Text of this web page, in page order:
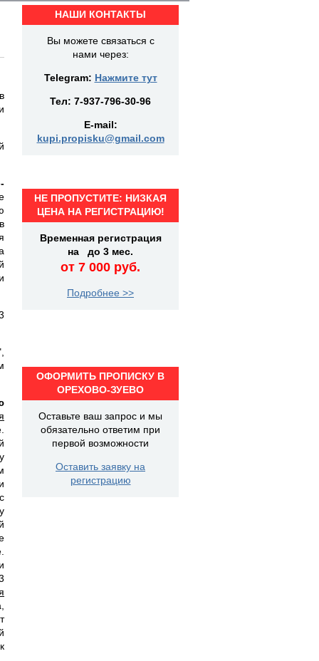
НАШИ КОНТАКТЫ
Вы можете связаться с
нами через:
Telegram: Нажмите тут
Тел: 7-937-796-30-96
E-mail:
kupi.propisku@gmail.com
НЕ ПРОПУСТИТЕ: НИЗКАЯ
ЦЕНА НА РЕГИСТРАЦИЮ!
Временная регистрация
на до 3 мес.
от 7 000 руб.
Подробнее >>
ОФОРМИТЬ ПРОПИСКУ В
ОРЕХОВО-ЗУЕВО
Оставьте ваш запрос и мы
обязательно ответим при
первой возможности
Оставить заявку на
регистрацию